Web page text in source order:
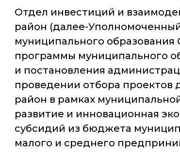
Отдел инвестиций и
район (далее-
муниципального образования
программы муниципального
и постановления
проведении отбора проектов
район в рамках
развитие и инновационная
субсидий из бюджета
малого и среднего